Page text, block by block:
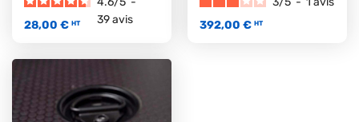
39avis
28,00 € HT
392,00 € HT